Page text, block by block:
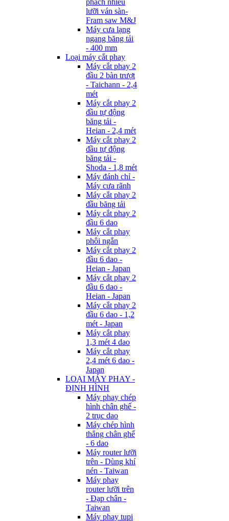
phách nhiều
lưỡi ván sàn-
Fram saw M&J
Máy cưa lạng
ngang băng tải
- 400 mm
Loại máy cắt phay
Máy cắt phay 2
đầu 2 bàn trượt
- Taichann - 2,4
mét
Máy cắt phay 2
đầu tự động
băng tải -
Heian - 2,4 mét
Máy cắt phay 2
đầu tự động
băng tải -
Shoda - 1,8 mét
Máy đánh chỉ -
Máy cưa rãnh
Máy cắt phay 2
đầu băng tải
Máy cắt phay 2
đầu 6 dao
Máy cắt phay
phôi ngắn
Máy cắt phay 2
đầu 6 dao -
Heian - Japan
Máy cắt phay 2
đầu 6 dao -
Heian - Japan
Máy cắt phay 2
đầu 6 dao - 1,2
mét - Japan
Máy cắt phay
1,3 mét 4 dao
Máy cắt phay
2,4 mét 6 dao -
Japan
LOẠI MÁY PHAY -
ĐỊNH HÌNH
Máy phay chép
hình chân ghế -
2 trục dao
Máy chép hình
thẳng chân ghế
- 6 dao
Máy router lưỡi
trên - Dùng khí
nén - Taiwan
Máy phay
router lưỡi trên
- Đạp chân -
Taiwan
Máy phay tupi